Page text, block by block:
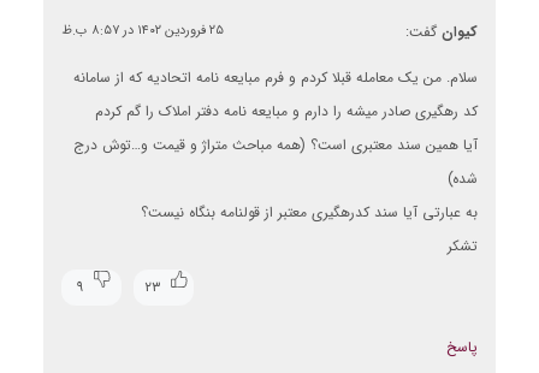
کیوان گفت: ۲۵ فروردین ۱۴۰۲ در ۸:۵۷ ب.ظ
سلام. من یک معامله قبلا کردم و فرم مبایعه نامه اتحادیه که از سامانه
کد رهگیری صادر میشه را دارم و مبایعه نامه دفتر املاک را گم کردم
آیا همین سند معتبری است؟ (همه مباحث متراژ و قیمت و…توش درج
شده)
به عبارتی آیا سند کدرهگیری معتبر از قولنامه بنگاه نیست؟
تشکر
۲۳
۹
پاسخ